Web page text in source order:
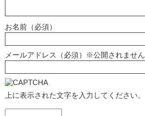
お名前（必須）
メールアドレス（必須）※公開されません
上に表示された文字を入力してください。